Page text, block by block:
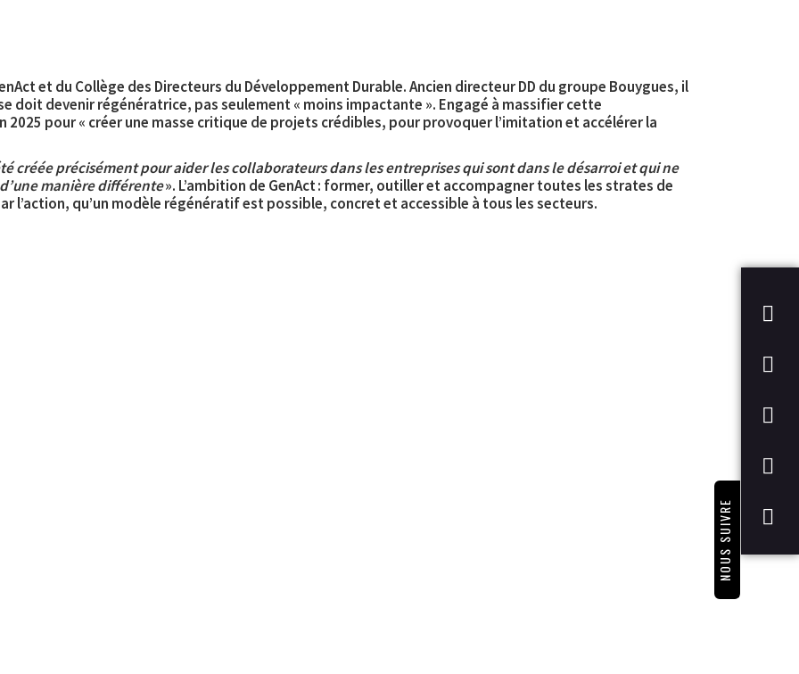
NOUS SUIVRE
et du Collège des Directeurs du Développement Durable. Ancien directeur DD du groupe Bouygues, il
doit devenir régénératrice, pas seulement « moins impactante ». Engagé à massifier cette
2025 pour « créer une masse critique de projets crédibles, pour provoquer l’imitation et accélérer la
créée précisément pour aider les collaborateurs dans les entreprises qui sont dans le désarroi et qui ne
manière différente». L’ambition de GenAct : former, outiller et accompagner toutes les strates de
l’action, qu’un modèle régénératif est possible, concret et accessible à tous les secteurs.